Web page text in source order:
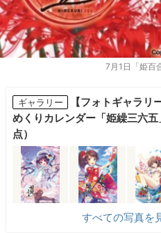
7月1日「姫百
ギャラリー
【フォトギャラ
めくりカレンダー「姫繰三六
点）
すべての写真を